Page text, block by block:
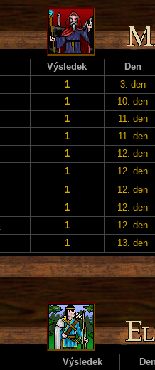
Výsledek
Den
1
3. den
1
10. den
1
11. den
1
11. den
1
12. den
1
12. den
1
12. den
1
12. den
1
12. den
1 13. den
Výsledek